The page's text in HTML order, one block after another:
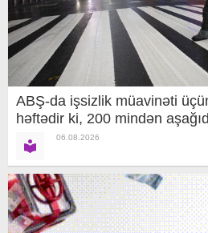
ABŞ-da işsizlik müavinəti
həftədir ki, 200 mindən
06.08.2026